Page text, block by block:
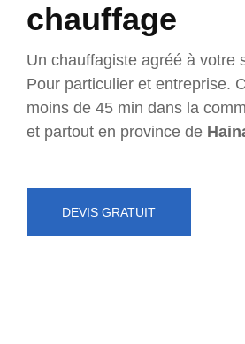
chauffage
Un chauffagiste agréé à votre
Pour particulier et entreprise.
moins de 45 min dans la
et partout en province de
DEVIS GRATUIT